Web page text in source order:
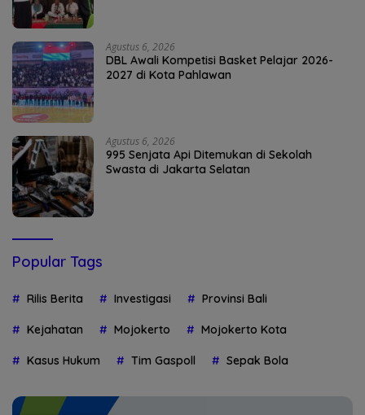
Agustus 6, 2026
DBL Awali Kompetisi Basket Pelajar 2026-
2027 di Kota Pahlawan
Agustus 6, 2026
995 Senjata Api Ditemukan di Sekolah
Swasta di Jakarta Selatan
Popular Tags
Rilis Berita Investigasi Provinsi Bali
Kejahatan Mojokerto Mojokerto Kota
Kasus Hukum Tim Gaspoll Sepak Bola